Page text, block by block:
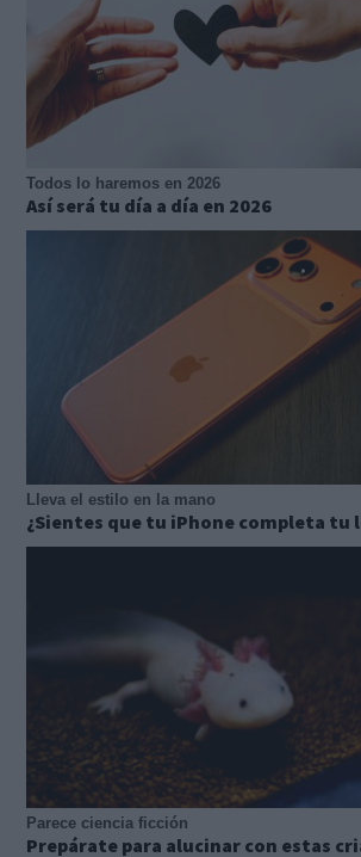
Todos lo haremos en 2026
Así será tu día a día en 2026
Lleva el estilo en la mano
¿Sientes que tu iPhone completa tu
Parece ciencia ficción
Prepárate para alucinar con estas